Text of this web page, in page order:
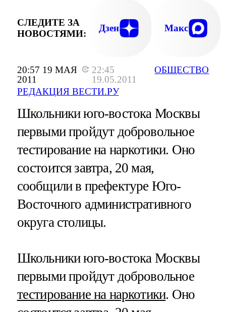
20:57 19 МАЯ
2011
22:45
19.05.2011
РЕДАКЦИЯ ВЕСТИ.РУ
ОБЩЕСТВО
СЛЕДИТЕ ЗА
НОВОСТЯМИ:
Дзен Макс
Школьники юго-востока Москвы
первыми пройдут добровольное
тестирование на наркотики. Оно
состоится завтра, 20 мая,
сообщили в префектуре Юго-
Восточного административного
округа столицы.
Школьники юго-востока Москвы
первыми пройдут добровольное
тестирование на наркотики. Оно